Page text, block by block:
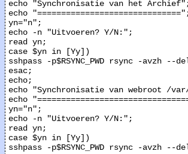
echo "Synchronisatie van het
echo
yn="n";
echo -n "Uitvoeren? Y/N:";
read yn;
case $yn in [Yy])
sshpass -p$RSYNC_PWD rsync -avzh
esac;
echo;
echo "Synchronisatie van webroot /
echo
yn="n";
echo -n "Uitvoeren? Y/N:";
read yn;
case $yn in [Yy])
sshpass -p$RSYNC_PWD rsync -